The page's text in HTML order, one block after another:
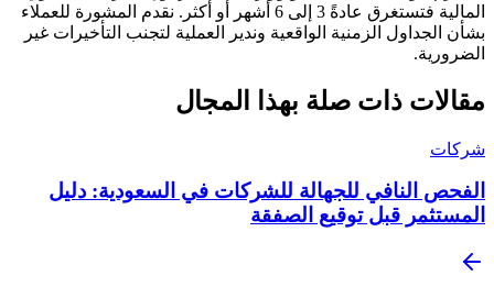
المالية فتستغرق عادةً 3 إلى 6 أشهر أو أكثر. نقدم المشورة للعملاء
بشأن الجداول الزمنية الواقعية وندير العملية لتجنب التأخيرات غير
الضرورية.
مقالات ذات صلة بهذا المجال
شركات
الفحص النافي للجهالة للشركات في السعودية: دليل
المستثمر قبل توقيع الصفقة